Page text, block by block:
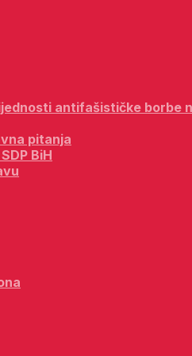
antifašističke borbe
pitanja
BiH